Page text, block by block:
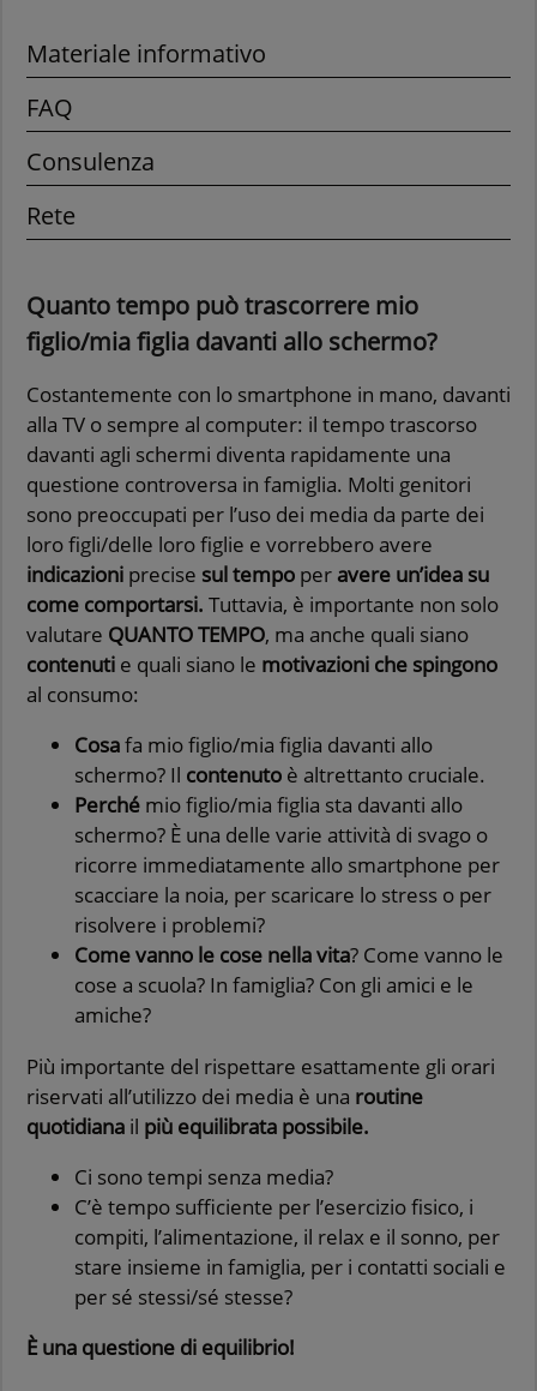
Materiale informativo
FAQ
Consulenza
Rete
Quanto tempo può trascorrere mio
figlio/mia figlia davanti allo schermo?
Costantemente con lo smartphone in mano, davanti
alla TV o sempre al computer: il tempo trascorso
davanti agli schermi diventa rapidamente una
questione controversa in famiglia. Molti genitori
sono preoccupati per l’uso dei media da parte dei
loro figli/delle loro figlie e vorrebbero avere
indicazioni precise sul tempo per avere un’idea su
come comportarsi. Tuttavia, è importante non solo
valutare QUANTO TEMPO, ma anche quali siano
contenuti e quali siano le motivazioni che spingono
al consumo:
Cosafa mio figlio/mia figlia davanti allo
schermo? Il contenuto è altrettanto cruciale.
Perché mio figlio/mia figlia sta davanti allo
schermo? È una delle varie attività di svago o
ricorre immediatamente allo smartphone per
scacciare la noia, per scaricare lo stress o per
risolvere i problemi?
Come vanno le cose nella vita? Come vanno le
cose a scuola? In famiglia? Con gli amici e le
amiche?
Più importante del rispettare esattamente gli orari
riservati all’utilizzo dei media è una routine
quotidiana il più equilibrata possibile.
Ci sono tempi senza media?
C’è tempo sufficiente per l’esercizio fisico, i
compiti, l’alimentazione, il relax e il sonno, per
stare insieme in famiglia, per i contatti sociali e
per sé stessi/sé stesse?
È una questione di equilibrio!